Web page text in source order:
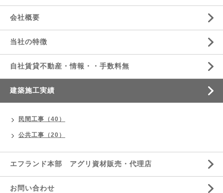
会社概要
当社の特徴
自社賃貸不動産・情報・・手数料無
建築施工実績
民間工事（40）
公共工事（20）
エフランド本部 アグリ資材販売・代理店
お問い合わせ